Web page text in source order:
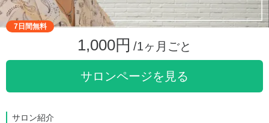
7日間無料
1,000円 /1ヶ月ごと
サロンページを見る
サロン紹介